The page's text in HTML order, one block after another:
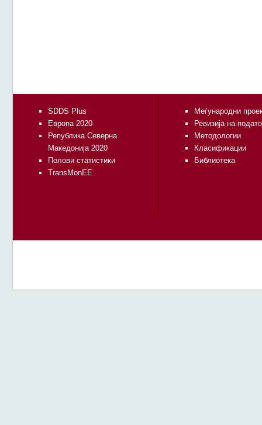
SDDS Plus
Европа 2020
Република Северна
Македонија 2020
Полови статистики
TransMonEE
Меѓународни
Ревизија на
Методологии
Класификации
Библиотека